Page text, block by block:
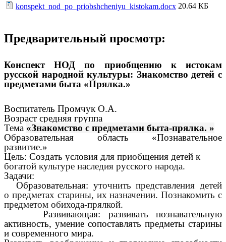
konspekt_nod_po_priobshcheniyu_kistokam.docx 20.64 КБ
Предварительный просмотр:
Конспект НОД по приобщению к истокам
русской народной культуры: Знакомство детей с
предметами быта «Прялка.»
Воспитатель Промчук О.А.
Возраст средняя группа
Тема «Знакомство с предметами быта-прялка. »
Образовательная область «Познавательное
развитие.»
Цель: Создать условия для приобщения детей к
богатой культуре наследия русского народа.
Задачи:
Образовательная: уточнить представления детей
о предметах старины, их назначении. Познакомить с
предметом обихода-прялкой.
Развивающая: развивать познавательную
активность, умение сопоставлять предметы старины
и современного мира.